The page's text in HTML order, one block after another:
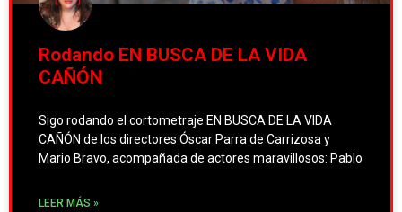
Rodando EN BUSCA DE LA VIDA
CAÑÓN
Sigo rodando el cortometraje EN BUSCA DE LA VIDA
CAÑÓN de los directores Óscar Parra de Carrizosa y
Mario Bravo, acompañada de actores maravillosos: Pablo
LEER MÁS »